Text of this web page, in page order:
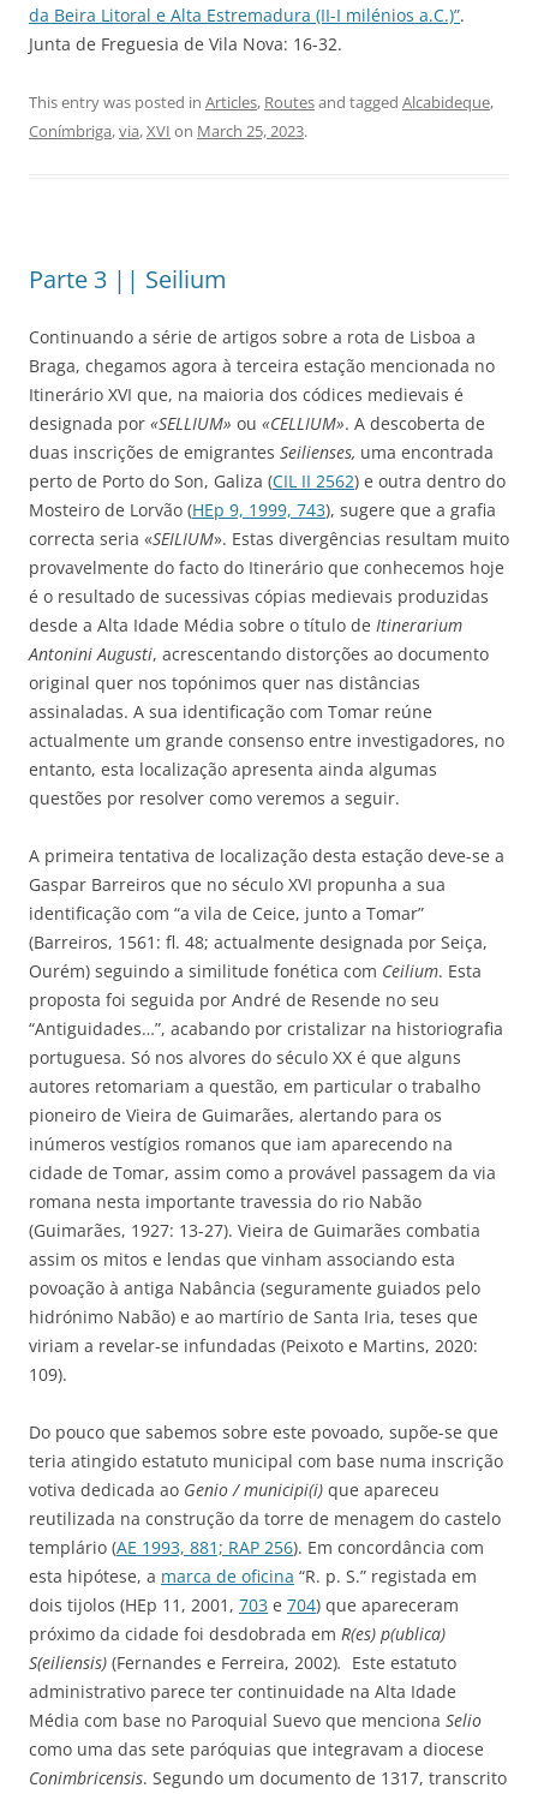
da Beira Litoral e Alta Estremadura (II-I milénios a.C.)”.
Junta de Freguesia de Vila Nova: 16-32.
This entry was posted in Articles, Routesand tagged Alcabideque,
Conímbriga,via,XVI on March 25, 2023.
Parte 3 || Seilium
Continuando a série de artigos sobre a rota de Lisboa a
Braga, chegamos agora à terceira estação mencionada no
Itinerário XVI que, na maioria dos códices medievais é
designada por «SELLIUM» ou «CELLIUM». A descoberta de
duas inscrições de emigrantes Seilienses, uma encontrada
perto de Porto do Son, Galiza (CIL II 2562) e outra dentro do
Mosteiro de Lorvão (HEp 9, 1999, 743), sugere que a grafia
correcta seria «SEILIUM». Estas divergências resultam muito
provavelmente do facto do Itinerário que conhecemos hoje
é o resultado de sucessivas cópias medievais produzidas
desde a Alta Idade Média sobre o título de Itinerarium
Antonini Augusti, acrescentando distorções ao documento
original quer nos topónimos quer nas distâncias
assinaladas. A sua identificação com Tomar reúne
actualmente um grande consenso entre investigadores, no
entanto, esta localização apresenta ainda algumas
questões por resolver como veremos a seguir.
A primeira tentativa de localização desta estação deve-se a
Gaspar Barreiros que no século XVI propunha a sua
identificação com “a vila de Ceice, junto a Tomar”
(Barreiros, 1561: fl. 48; actualmente designada por Seiça,
Ourém) seguindo a similitude fonética com Ceilium. Esta
proposta foi seguida por André de Resende no seu
“Antiguidades…”, acabando por cristalizar na historiografia
portuguesa. Só nos alvores do século XX é que alguns
autores retomariam a questão, em particular o trabalho
pioneiro de Vieira de Guimarães, alertando para os
inúmeros vestígios romanos que iam aparecendo na
cidade de Tomar, assim como a provável passagem da via
romana nesta importante travessia do rio Nabão
(Guimarães, 1927: 13-27). Vieira de Guimarães combatia
assim os mitos e lendas que vinham associando esta
povoação à antiga Nabância (seguramente guiados pelo
hidrónimo Nabão) e ao martírio de Santa Iria, teses que
viriam a revelar-se infundadas (Peixoto e Martins, 2020:
109).
Do pouco que sabemos sobre este povoado, supõe-se que
teria atingido estatuto municipal com base numa inscrição
votiva dedicada ao Genio / municipi(i) que apareceu
reutilizada na construção da torre de menagem do castelo
templário (AE 1993, 881; RAP 256). Em concordância com
esta hipótese, a marca de oficina “R. p. S.” registada em
dois tijolos (HEp 11, 2001, 703 e 704) que apareceram
próximo da cidade foi desdobrada em R(es) p(ublica)
S(eiliensis) (Fernandes e Ferreira, 2002). Este estatuto
administrativo parece ter continuidade na Alta Idade
Média com base no Paroquial Suevo que menciona Selio
como uma das sete paróquias que integravam a diocese
Conimbricensis. Segundo um documento de 1317, transcrito